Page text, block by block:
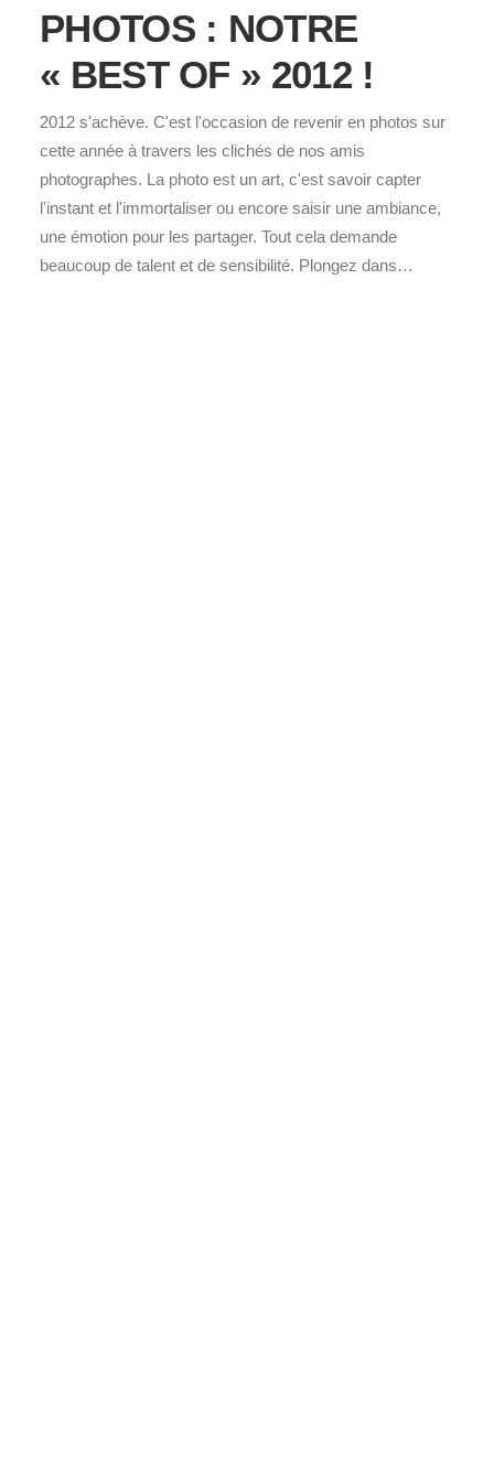
PHOTOS : NOTRE
« BEST OF » 2012 !
2012 s'achève. C'est l'occasion de revenir en photos sur
cette année à travers les clichés de nos amis
photographes. La photo est un art, c'est savoir capter
l'instant et l'immortaliser ou encore saisir une ambiance,
une émotion pour les partager. Tout cela demande
beaucoup de talent et de sensibilité. Plongez dans…